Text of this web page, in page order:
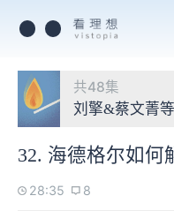
共48集
刘擎&蔡文菁
32. 海德格尔如何
28:35 8